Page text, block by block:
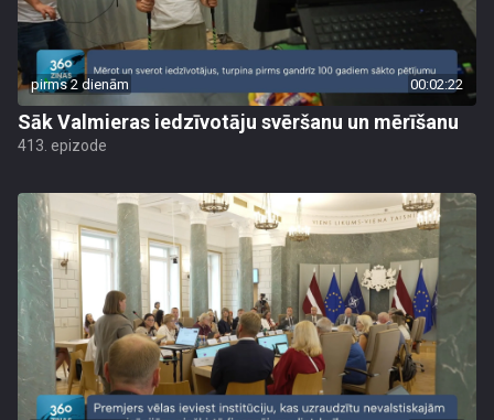
pirms 2 dienām 00:02:22
Sāk Valmieras iedzīvotāju svēršanu un mērīšanu
413. epizode